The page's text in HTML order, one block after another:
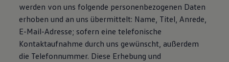
werden von uns folgende personenbezogenen Daten
erhoben und an uns übermittelt: Name, Titel, Anrede,
E-Mail-Adresse; sofern eine telefonische
Kontaktaufnahme durch uns gewünscht, außerdem
die Telefonnummer. Diese Erhebung und